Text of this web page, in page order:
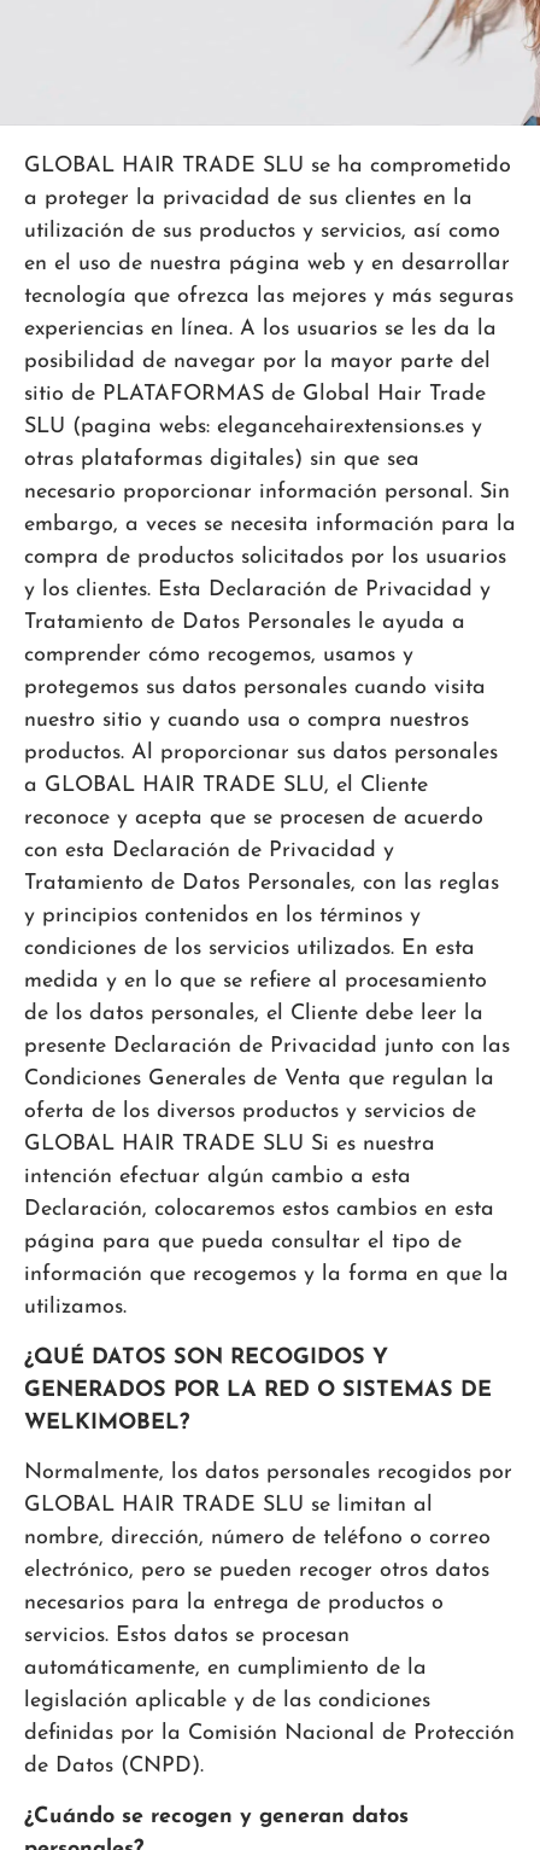
GLOBAL HAIR TRADE SLU se ha comprometido
a proteger la privacidad de sus clientes en la
utilización de sus productos y servicios, así como
en el uso de nuestra página web y en desarrollar
tecnología que ofrezca las mejores y más seguras
experiencias en línea. A los usuarios se les da la
posibilidad de navegar por la mayor parte del
sitio de PLATAFORMAS de Global Hair Trade
SLU (pagina webs: elegancehairextensions.es y
otras plataformas digitales) sin que sea
necesario proporcionar información personal. Sin
embargo, a veces se necesita información para la
compra de productos solicitados por los usuarios
y los clientes. Esta Declaración de Privacidad y
Tratamiento de Datos Personales le ayuda a
comprender cómo recogemos, usamos y
protegemos sus datos personales cuando visita
nuestro sitio y cuando usa o compra nuestros
productos. Al proporcionar sus datos personales
a GLOBAL HAIR TRADE SLU, el Cliente
reconoce y acepta que se procesen de acuerdo
con esta Declaración de Privacidad y
Tratamiento de Datos Personales, con las reglas
y principios contenidos en los términos y
condiciones de los servicios utilizados. En esta
medida y en lo que se refiere al procesamiento
de los datos personales, el Cliente debe leer la
presente Declaración de Privacidad junto con las
Condiciones Generales de Venta que regulan la
oferta de los diversos productos y servicios de
GLOBAL HAIR TRADE SLU Si es nuestra
intención efectuar algún cambio a esta
Declaración, colocaremos estos cambios en esta
página para que pueda consultar el tipo de
información que recogemos y la forma en que la
utilizamos.
¿QUÉ DATOS SON RECOGIDOS Y
GENERADOS POR LA RED O SISTEMAS DE
WELKIMOBEL?
Normalmente, los datos personales recogidos por
GLOBAL HAIR TRADE SLU se limitan al
nombre, dirección, número de teléfono o correo
electrónico, pero se pueden recoger otros datos
necesarios para la entrega de productos o
servicios. Estos datos se procesan
automáticamente, en cumplimiento de la
legislación aplicable y de las condiciones
definidas por la Comisión Nacional de Protección
de Datos (CNPD).
¿Cuándo se recogen y generan datos